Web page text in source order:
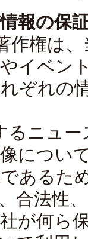
報の保
作権は
イベン
ぞれの
るニュ
につい
あるた
合法性
が何ら